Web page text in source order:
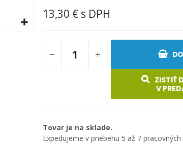
13,30 €
ZISTIŤ
V
Tovar je na sklade.
Expedujeme v priebehu 5 až 7 pracovných